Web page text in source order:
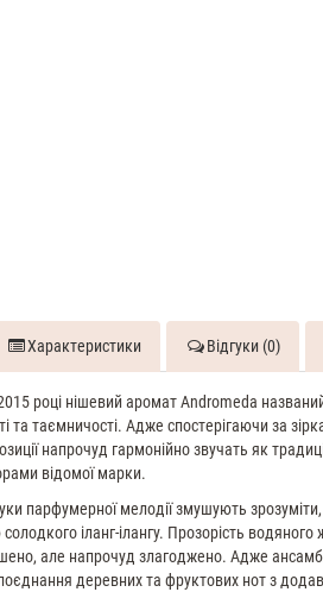
Характеристики Відгуки (0)
році нішевий аромат Andromeda
та таємничості. Адже спостерігаючи за
напрочуд гармонійно звучать як
відомої марки.
парфумерної мелодії змушують
солодкого іланг-ілангу. Прозорість
але напрочуд злагоджено. Адже
деревних та фруктових нот з